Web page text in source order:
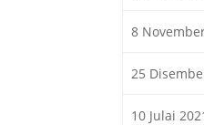
8
25
10 Julai